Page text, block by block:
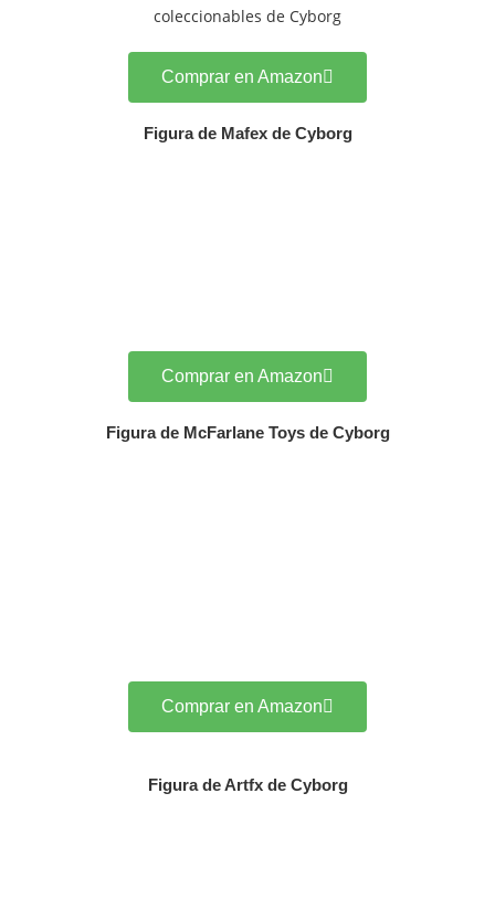
Comprar en Amazon
Figura de Mafex de Cyborg
Comprar en Amazon
Figura de McFarlane Toys de Cyborg
Comprar en Amazon
Figura de Artfx de Cyborg